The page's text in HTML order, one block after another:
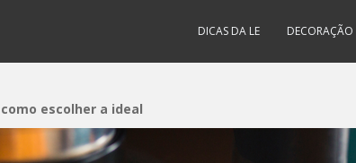
DICAS DA LE DECORAÇÃO
escolher a ideal